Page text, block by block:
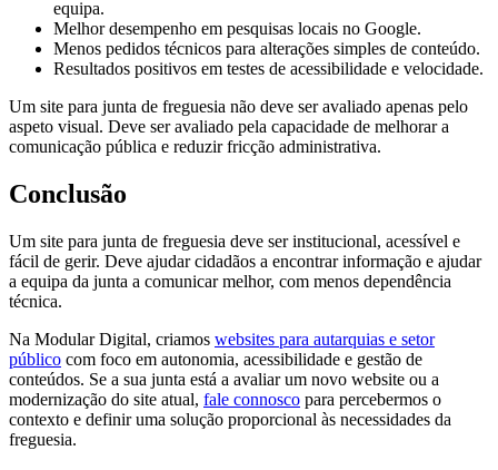
equipa.
Melhor desempenho em pesquisas locais no Google.
Menos pedidos técnicos para alterações simples de conteúdo.
Resultados positivos em testes de acessibilidade e velocidade.
Um site para junta de freguesia não deve ser avaliado apenas pelo
aspeto visual. Deve ser avaliado pela capacidade de melhorar a
comunicação pública e reduzir fricção administrativa.
Conclusão
Um site para junta de freguesia deve ser institucional, acessível e
fácil de gerir. Deve ajudar cidadãos a encontrar informação e ajudar
a equipa da junta a comunicar melhor, com menos dependência
técnica.
Na Modular Digital, criamos websites para autarquias e setor
público com foco em autonomia, acessibilidade e gestão de
conteúdos. Se a sua junta está a avaliar um novo website ou a
modernização do site atual, fale connosco para percebermos o
contexto e definir uma solução proporcional às necessidades da
freguesia.